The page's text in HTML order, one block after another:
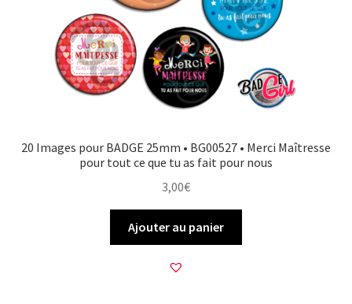
20 Images pour BADGE 25mm • BG00527 • Merci Maîtresse
pour tout ce que tu as fait pour nous
3,00€
Ajouter au panier